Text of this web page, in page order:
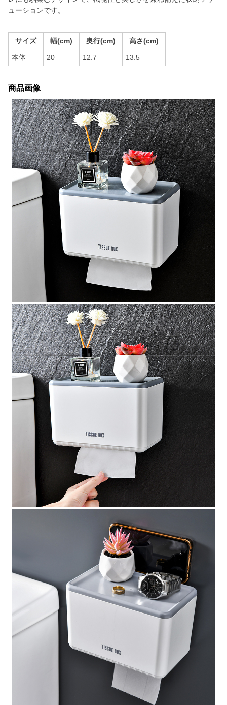
ューションです。
サイズ 幅(cm) 奥行(cm) 高さ(cm)
本体 20 12.7 13.5
商品画像